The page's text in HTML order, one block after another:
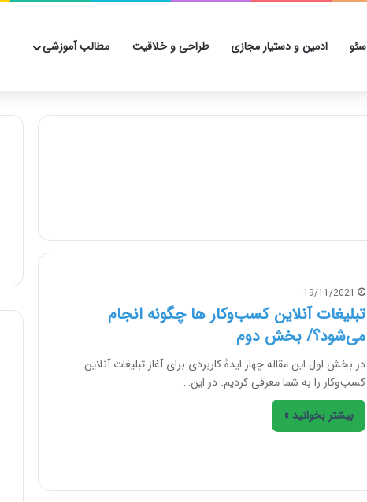
سئو ادمین و دستیار مجازی طراحی و خلاقیت مطالب آموزشی
19/11/2021
تبلیغات آنلاین کسب‌وکار ها چگونه انجام
می‌شود؟/ بخش دوم
در بخش اول این مقاله چهار ایدۀ کاربردی برای آغاز تبلیغات آنلاین
کسب‌وکار را به شما معرفی کردیم. در این…
بیشتر بخوانید »